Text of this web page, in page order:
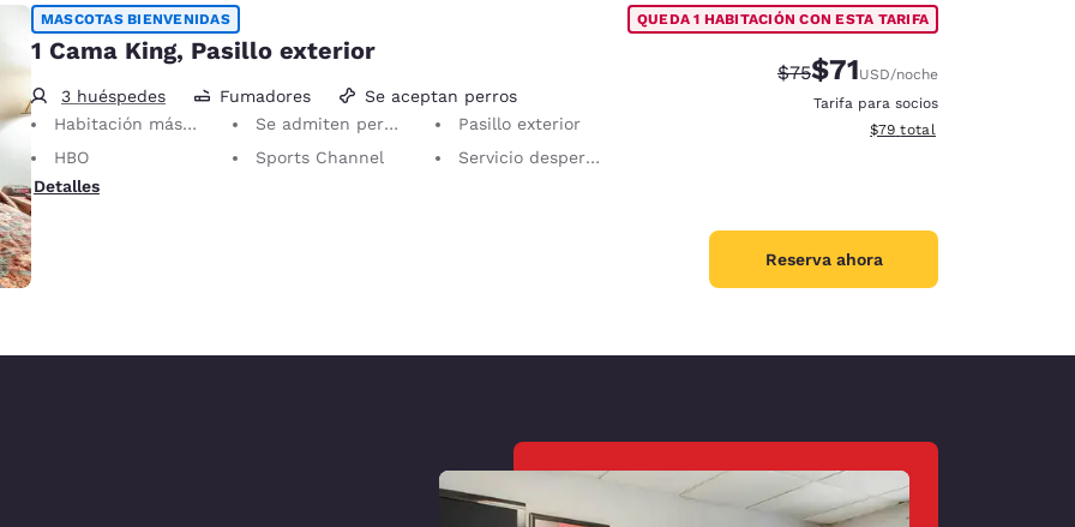
MASCOTAS BIENVENIDAS
1 Cama King, Pasillo exterior
3 huéspedes Fumadores
Se aceptan perros
Habitación más grande
Se admiten perros en la habitación
Pasillo exterior
HBO
Sports Channel
Servicio despertador
Detalles
QUEDA 1 HABITACIÓN CON ESTA TARIFA
Tarifa tachada:
$75Tarifa reducida:
$71USD/noche
Tarifa para socios
Ver detalles totales
$79 total
Reserva ahora